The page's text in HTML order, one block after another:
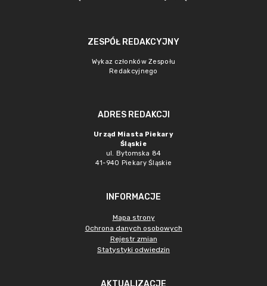
ZESPÓŁ REDAKCYJNY
Wykaz członków Zespołu
Redakcyjnego
ADRES REDAKCJI
Urząd Miasta Piekary
Śląskie
ul. Bytomska 84
41-940 Piekary Śląskie
INFORMACJE
Mapa strony
Ochrona danych osobowych
Rejestr zmian
Statystyki odwiedzin
AKTUALIZACJE